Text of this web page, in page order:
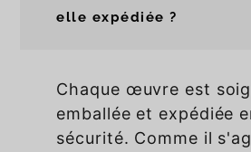
elle expédiée ?
Chaque œuvre est
emballée et expédiée
sécurité. Comme il